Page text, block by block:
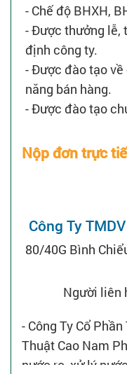
- Chế độ BHXH,
- Được thưởng lễ,
định công ty.
- Được đào tạo
năng bán hàng.
- Được đào tạo
Nộp đơn trực
Công Ty
80/40G Bình
Người liên
- Công Ty Cổ
Thuật Cao Nam
nước ro, xử lý